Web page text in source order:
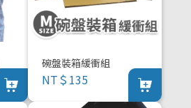
碗盤裝箱緩衝組
NT＄135